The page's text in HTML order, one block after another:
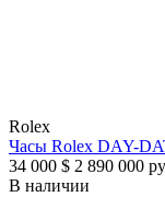
Rolex
Часы Rolex DAY-
34 000 $ 2 890 000
В наличии